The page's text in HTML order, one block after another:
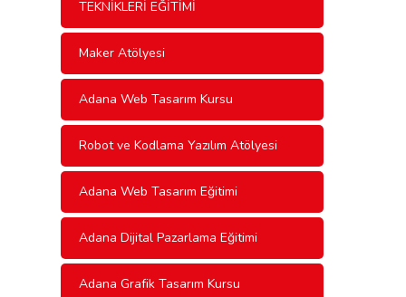
TEKNİKLERİ EĞİTİMİ
Maker Atölyesi
Adana Web Tasarım Kursu
Robot ve Kodlama Yazılım Atölyesi
Adana Web Tasarım Eğitimi
Adana Dijital Pazarlama Eğitimi
Adana Grafik Tasarım Kursu